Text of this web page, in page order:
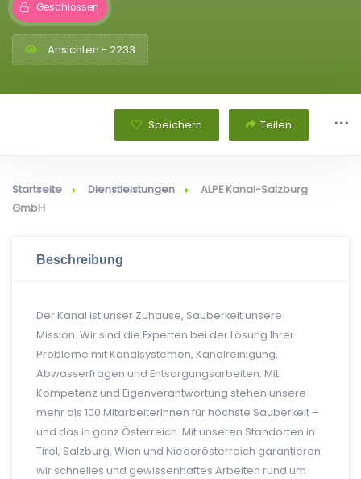
Geschlossen
Ansichten - 2233
Speichern Teilen
Startseite Dienstleistungen
ALPE Kanal-Salzburg
GmbH
Beschreibung
Der Kanal ist unser Zuhause, Sauberkeit unsere
Mission. Wir sind die Experten bei der Lösung Ihrer
Probleme mit Kanalsystemen, Kanalreinigung,
Abwasserfragen und Entsorgungsarbeiten. Mit
Kompetenz und Eigenverantwortung stehen unsere
mehr als 100 MitarbeiterInnen für höchste Sauberkeit –
und das in ganz Österreich. Mit unseren Standorten in
Tirol, Salzburg, Wien und Niederösterreich garantieren
wir schnelles und gewissenhaftes Arbeiten rund um